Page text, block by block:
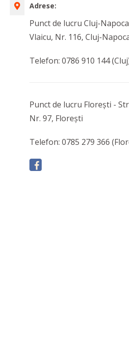
Adrese:
Punct de lucru Cluj-
Vlaicu, Nr. 116, Cluj-
Telefon: 0786 910 144
Punct de lucru Florești -
Nr. 97, Florești
Telefon: 0785 279 366